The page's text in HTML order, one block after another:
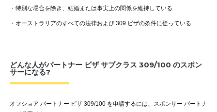
・ 特別な場合を除き、結婚または事実上の関係を維持している
・ オーストラリアのすべての法律および 309 ビザの条件に従っている
どんな人がパートナー ビザ サブクラス 309/100 のスポン
サーになる?
オフショア パートナー ビザ 309/100 を申請するには、スポンサー パートナ